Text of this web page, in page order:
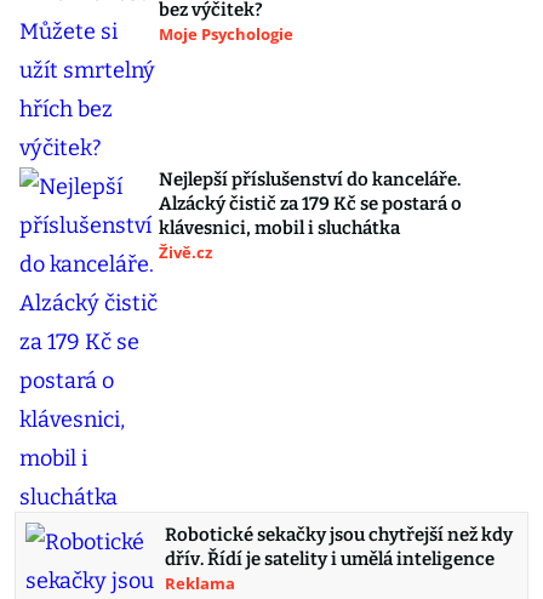
bez výčitek?
Moje Psychologie
Nejlepší příslušenství do kanceláře.
Alzácký čistič za 179 Kč se postará o
klávesnici, mobil i sluchátka
Živě.cz
Robotické sekačky jsou chytřejší než kdy
dřív. Řídí je satelity i umělá inteligence
Reklama